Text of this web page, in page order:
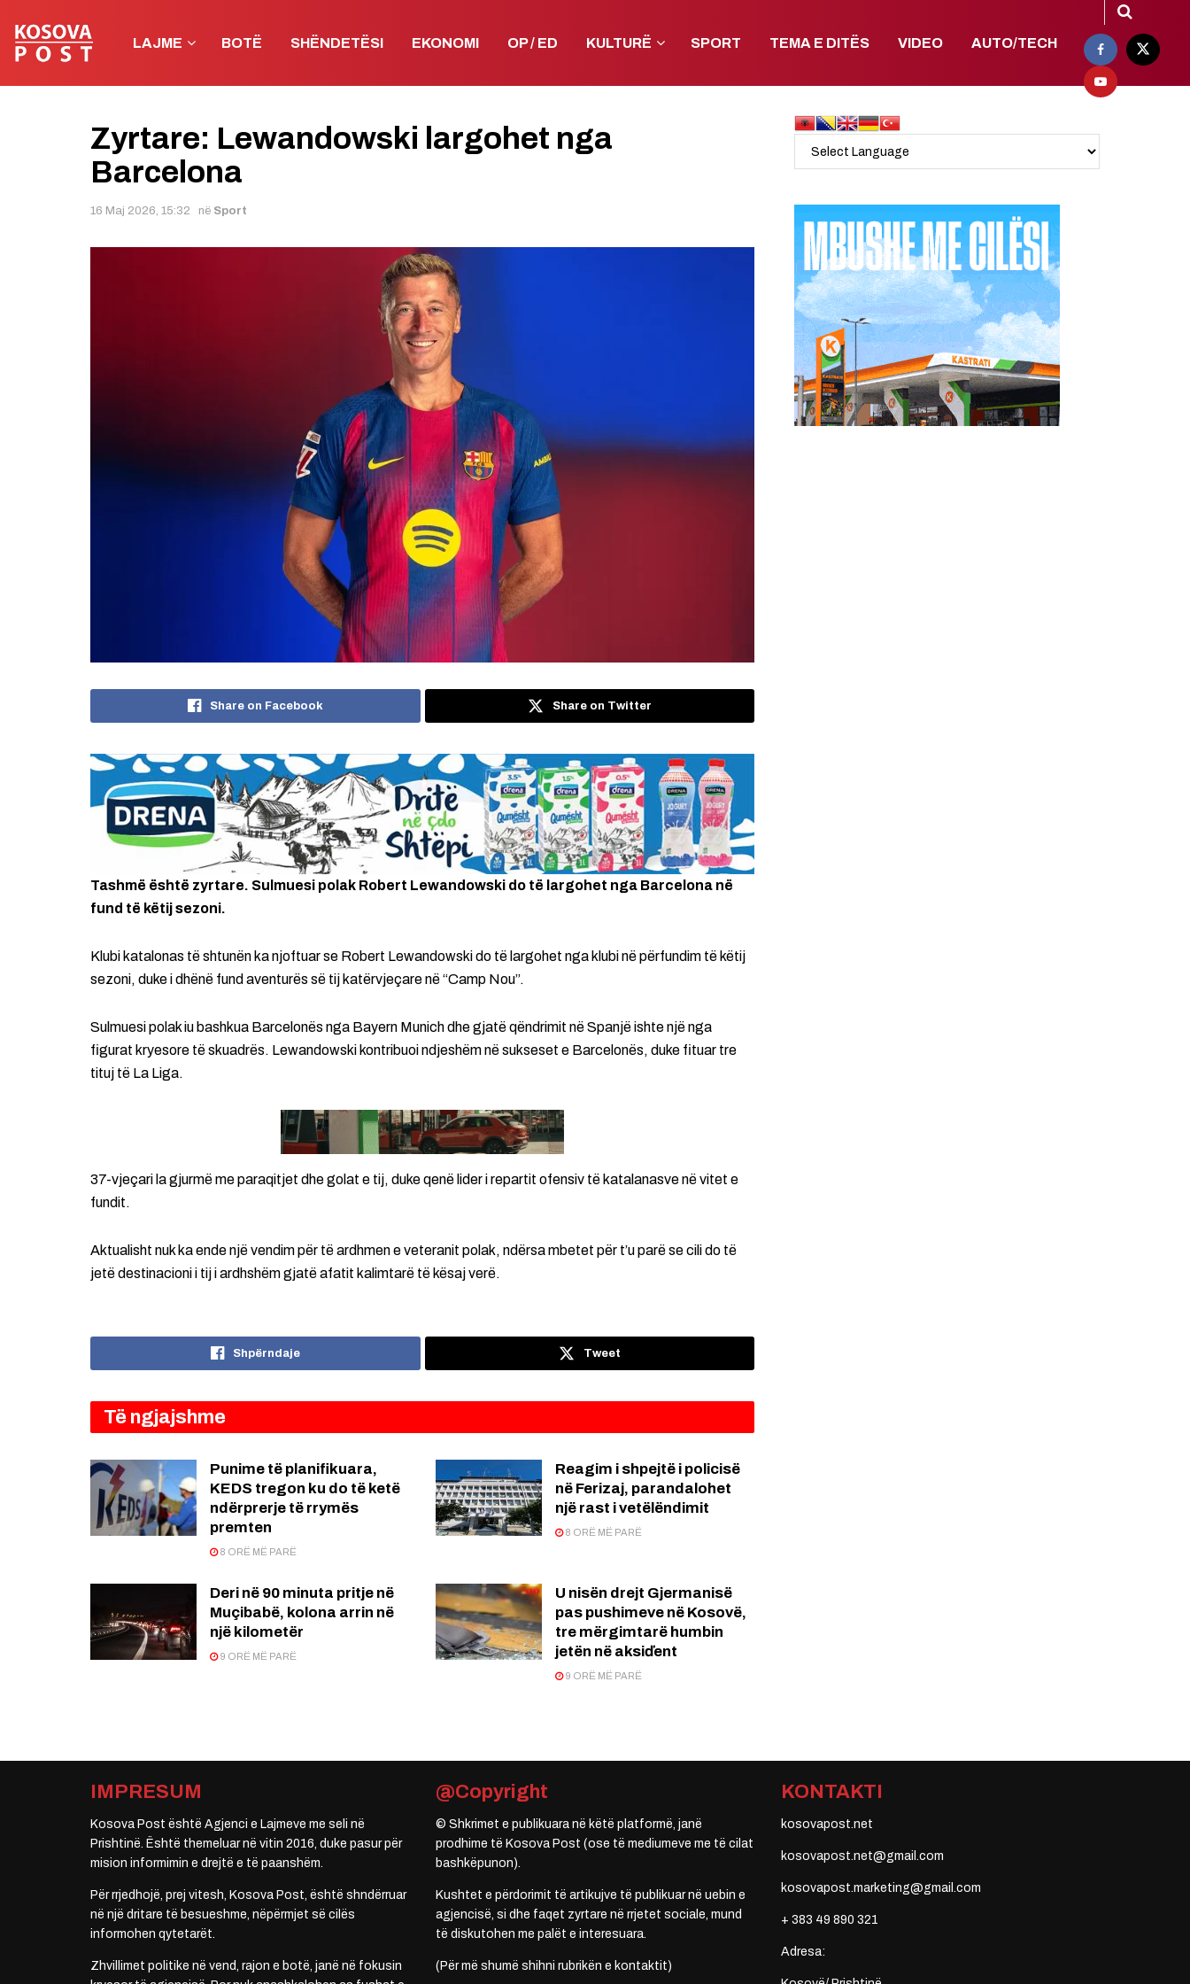
LAJME BOTË SHËNDETËSI EKONOMI OP / ED KULTURË SPORT TEMA E DITËS VIDEO AUTO/TECH
Zyrtare: Lewandowski largohet nga
Barcelona
16 Maj 2026, 15:32 në Sport
Share on Facebook Share on Twitter
Tashmë është zyrtare. Sulmuesi polak Robert Lewandowski do të largohet nga Barcelona në
fund të këtij sezoni.
Klubi katalonas të shtunën ka njoftuar se Robert Lewandowski do të largohet nga klubi në përfundim të këtij
sezoni, duke i dhënë fund aventurës së tij katërvjeçare në “Camp Nou”.
Sulmuesi polak iu bashkua Barcelonës nga Bayern Munich dhe gjatë qëndrimit në Spanjë ishte një nga
figurat kryesore të skuadrës. Lewandowski kontribuoi ndjeshëm në sukseset e Barcelonës, duke fituar tre
tituj të La Liga.
37-vjeçari la gjurmë me paraqitjet dhe golat e tij, duke qenë lider i repartit ofensiv të katalanasve në vitet e
fundit.
Aktualisht nuk ka ende një vendim për të ardhmen e veteranit polak, ndërsa mbetet për t’u parë se cili do të
jetë destinacioni i tij i ardhshëm gjatë afatit kalimtarë të kësaj verë.
Shpërndaje Tweet
Të ngjajshme
Punime të planifikuara,
KEDS tregon ku do të ketë
ndërprerje të rrymës
premten
8 ORË MË PARË
Reagim i shpejtë i policisë
në Ferizaj, parandalohet
një rast i vetëlëndimit
8 ORË MË PARË
Deri në 90 minuta pritje në
Muçibabë, kolona arrin në
një kilometër
9 ORË MË PARË
U nisën drejt Gjermanisë
pas pushimeve në Kosovë,
tre mërgimtarë humbin
jetën në aksiďent
9 ORË MË PARË
IMPRESUM
Kosova Post është Agjenci e Lajmeve me seli në
Prishtinë. Është themeluar në vitin 2016, duke pasur për
mision informimin e drejtë e të paanshëm.
Për rrjedhojë, prej vitesh, Kosova Post, është shndërruar
në një dritare të besueshme, nëpërmjet së cilës
informohen qytetarët.
Zhvillimet politike në vend, rajon e botë, janë në fokusin
@Copyright
© Shkrimet e publikuara në këtë platformë, janë
prodhime të Kosova Post (ose të mediumeve me të cilat
bashkëpunon).
Kushtet e përdorimit të artikujve të publikuar në uebin e
agjencisë, si dhe faqet zyrtare në rrjetet sociale, mund
të diskutohen me palët e interesuara.
(Për më shumë shihni rubrikën e kontaktit)
KONTAKTI
kosovapost.net
kosovapost.net@gmail.com
kosovapost.marketing@gmail.com
+ 383 49 890 321
Adresa: